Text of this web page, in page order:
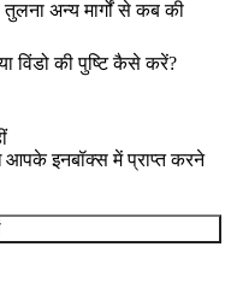
अन्य मार्गों से कब की
विंडो की पुष्टि कैसे करें?
आपके इनबॉक्स में प्राप्त करने